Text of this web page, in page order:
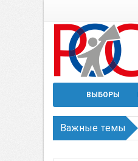
ВЫБОРЫ
Важные темы